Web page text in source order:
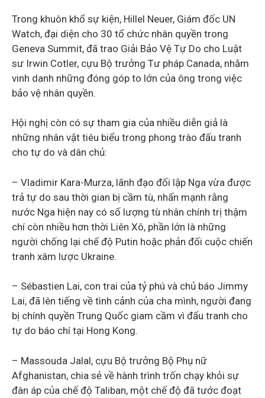
Trong khuôn khổ sự kiện, Hillel Neuer, Giám đốc UN
Watch, đại diện cho 30 tổ chức nhân quyền trong
Geneva Summit, đã trao Giải Bảo Vệ Tự Do cho Luật
sư Irwin Cotler, cựu Bộ trưởng Tư pháp Canada, nhằm
vinh danh những đóng góp to lớn của ông trong việc
bảo vệ nhân quyền.
Hội nghị còn có sự tham gia của nhiều diễn giả là
những nhân vật tiêu biểu trong phong trào đấu tranh
cho tự do và dân chủ:
– Vladimir Kara-Murza, lãnh đạo đối lập Nga vừa được
trả tự do sau thời gian bị cầm tù, nhấn mạnh rằng
nước Nga hiện nay có số lượng tù nhân chính trị thậm
chí còn nhiều hơn thời Liên Xô, phần lớn là những
người chống lại chế độ Putin hoặc phản đối cuộc chiến
tranh xâm lược Ukraine.
– Sébastien Lai, con trai của tỷ phú và chủ báo Jimmy
Lai, đã lên tiếng về tình cảnh của cha mình, người đang
bị chính quyền Trung Quốc giam cầm vì đấu tranh cho
tự do báo chí tại Hong Kong.
– Massouda Jalal, cựu Bộ trưởng Bộ Phụ nữ
Afghanistan, chia sẻ về hành trình trốn chạy khỏi sự
đàn áp của chế độ Taliban, một chế độ đã tước đoạt